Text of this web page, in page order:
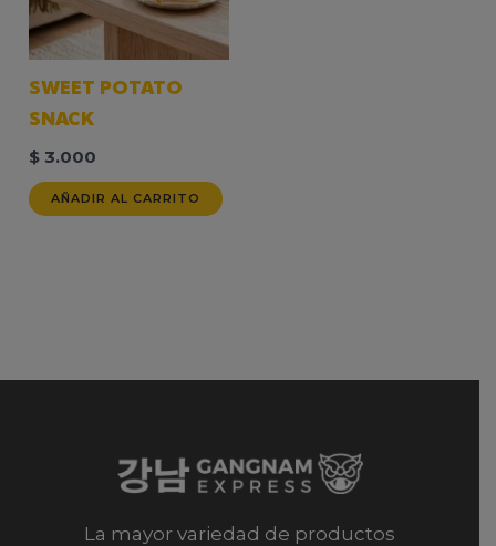
SWEET POTATO
SNACK
$ 3.000
AÑADIR AL CARRITO
La mayor variedad de productos